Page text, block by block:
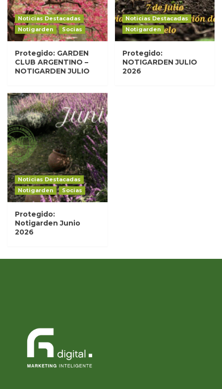
Noticias Destacadas
Notigarden
Socias
Protegido: GARDEN
CLUB ARGENTINO –
NOTIGARDEN JULIO
Noticias Destacadas
Notigarden
Protegido:
NOTIGARDEN JULIO
2026
Noticias Destacadas
Notigarden
Socias
Protegido:
Notigarden Junio
2026